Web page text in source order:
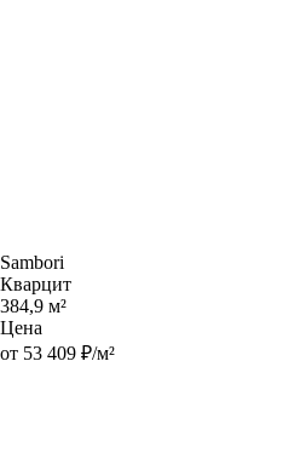
Sambori
Кварцит
384,9 м²
Цена
от 53 409 ₽/м²